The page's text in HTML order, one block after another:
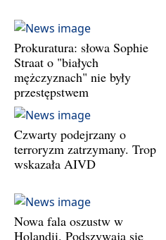
Prokuratura: słowa Sophie
Straat o "białych
mężczyznach" nie były
przestępstwem
Czwarty podejrzany o
terroryzm zatrzymany. Trop
wskazała AIVD
Nowa fala oszustw w
Holandii. Podszywają się